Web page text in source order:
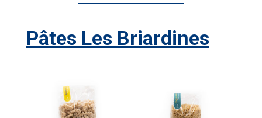
Pâtes Les Briardines